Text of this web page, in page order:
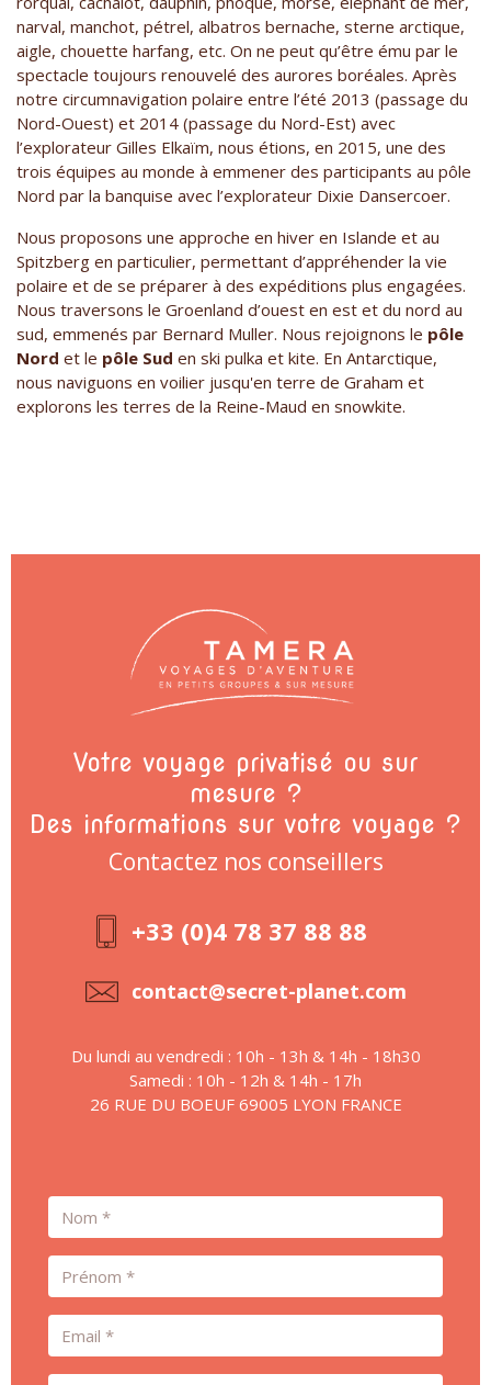
narval, manchot, pétrel, albatros bernache, sterne arctique,
aigle, chouette harfang, etc. On ne peut qu’être ému par le
spectacle toujours renouvelé des aurores boréales. Après
notre circumnavigation polaire entre l’été 2013 (passage du
Nord-Ouest) et 2014 (passage du Nord-Est) avec
l’explorateur Gilles Elkaïm, nous étions, en 2015, une des
trois équipes au monde à emmener des participants au pôle
Nord par la banquise avec l’explorateur Dixie Dansercoer.
Nous proposons une approche en hiver en Islande et au
Spitzberg en particulier, permettant d’appréhender la vie
polaire et de se préparer à des expéditions plus engagées.
Nous traversons le Groenland d’ouest en est et du nord au
sud, emmenés par Bernard Muller. Nous rejoignons le pôle
Nord et le pôle Sud en ski pulka et kite. En Antarctique,
nous naviguons en voilier jusqu'en terre de Graham et
explorons les terres de la Reine-Maud en snowkite.
Votre voyage privatisé ou sur
mesure ?
Des informations sur votre voyage ?
Contactez nos conseillers
+33 (0)4 78 37 88 88
contact@secret-planet.com
Du lundi au vendredi : 10h - 13h & 14h - 18h30
Samedi : 10h - 12h & 14h - 17h
26 RUE DU BOEUF 69005 LYON FRANCE
Nom
Prénom
Email